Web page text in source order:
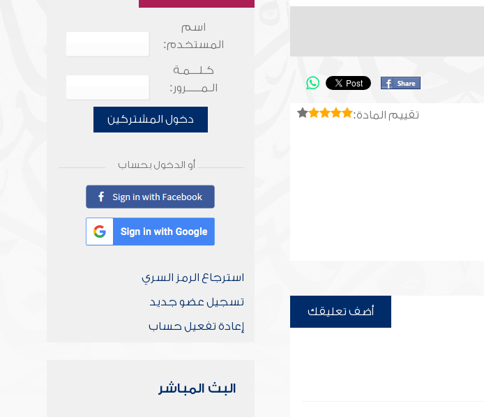
تقييم المادة:
أضف تعليقك
اسم
المستخدم:
كـلـــمـة
الـمـــــرور:
دخول المشتركين
أو الدخول بحساب
استرجاع الرمز السري
تسجيل عضو جديد
إعادة تفعيل حساب
البث المباشر